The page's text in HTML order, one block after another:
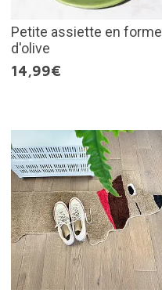
Petite assiette en forme
d'olive
14,99€